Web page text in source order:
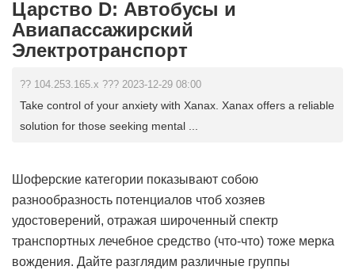
Царство D: Автобусы и
Авиапассажирский
Электротранспорт
?? 104.253.165.x ??? 2023-12-29 08:00
Take control of your anxiety with Xanax. Xanax offers a reliable
solution for those seeking mental ...
Шоферские категории показывают собою
разнообразность потенциалов чтоб хозяев
удостоверений, отражая широченный спектр
транспортных лечебное средство (что-что) тоже мерка
вождения. Дайте разглядим различные группы